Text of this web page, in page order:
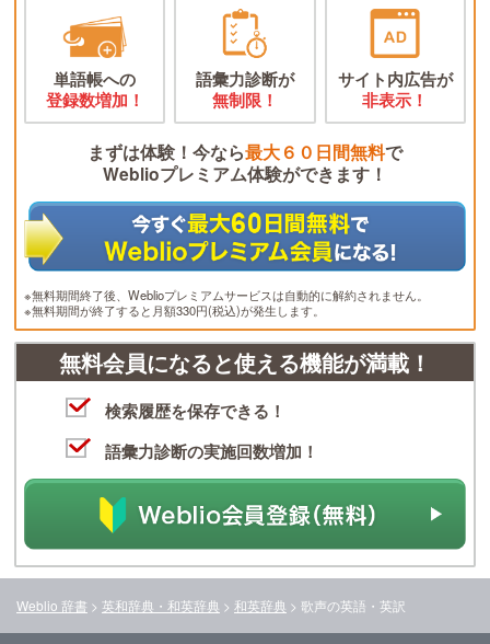
単語帳への
登録数増加！
語彙力診断が
無制限！
サイト内広告が
非表示！
まずは体験！今なら最大６０日間無料で
Weblioプレミアム体験ができます！
※無料期間終了後、Weblioプレミアムサービスは自動的に解約されません。
※無料期間が終了すると月額330円(税込)が発生します。
無料会員になると使える機能が満載！
検索履歴を保存できる！
語彙力診断の実施回数増加！
Weblio 辞書 > 英和辞典・和英辞典 > 和英辞典 > 歌声の英語・英訳